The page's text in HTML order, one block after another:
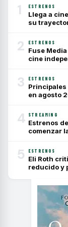
1 ESTRENOS
Llega a
su
2 ESTRENOS
Fuse
cine
3 ESTRENOS
Principales
en agosto
4 STREAMING
Estrenos
comenzar
5 ESTRENOS
Eli Roth
reducido y